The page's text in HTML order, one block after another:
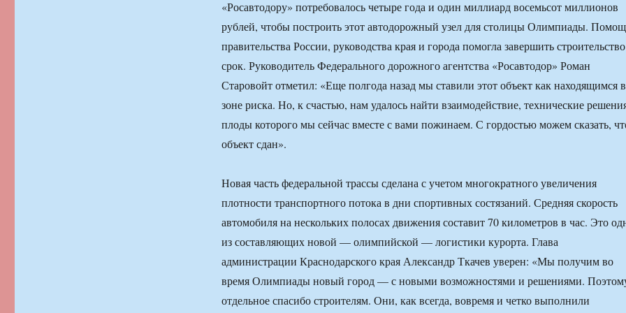
«Росавтодору» потребовалось четыре года и один миллиард восемьсот миллионов
рублей, чтобы построить этот автодорожный узел для столицы Олимпиады.
правительства России, руководства края и города помогла завершить
срок. Руководитель Федерального дорожного агентства «Росавтодор» Роман
Старовойт отметил: «Еще полгода назад мы ставили этот объект как находящимся в
зоне риска. Но, к счастью, нам удалось найти взаимодействие, технические
плоды которого мы сейчас вместе с вами пожинаем. С гордостью можем сказать,
объект сдан».
Новая часть федеральной трассы сделана с учетом многократного увеличения
плотности транспортного потока в дни спортивных состязаний. Средняя скорость
автомобиля на нескольких полосах движения составит 70 километров в час. Это
из составляющих новой — олимпийской — логистики курорта. Глава
администрации Краснодарского края Александр Ткачев уверен: «Мы получим во
время Олимпиады новый город — с новыми возможностями и решениями.
отдельное спасибо строителям. Они, как всегда, вовремя и четко выполнили